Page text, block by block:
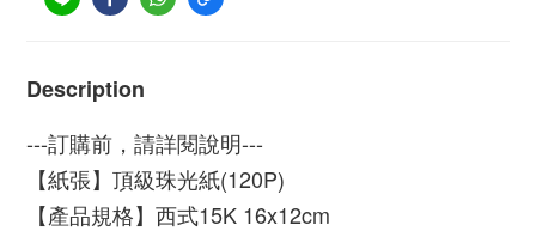
Description
---訂購前，請詳閱說明---
【紙張】頂級珠光紙(120P)
【產品規格】西式15K 16x12cm